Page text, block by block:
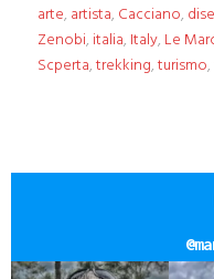
arte, artista, Cacciano,
Zenobi, italia, Italy, Le
Scperta,trekking,turismo,
@